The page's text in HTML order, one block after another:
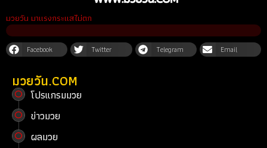
มวยวัน มาแรงกระแสไม่ตก
Facebook Twitter Telegram Email
มวยวัน.COM
โปรแกรมมวย
ข่าวมวย
ผลมวย